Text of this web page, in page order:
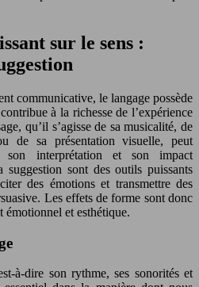
sur le sens :
communicative, le langage possède
à la richesse de l’expérience
qu’il s’agisse de sa musicalité, de
de sa présentation visuelle, peut
son interprétation et son impact
suggestion sont des outils puissants
des émotions et transmettre des
Les effets de forme sont donc
émotionnel et esthétique.
à-dire son rythme, ses sonorités et